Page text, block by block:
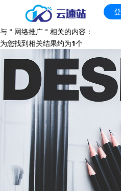
与＂ 网络推广 ＂相关的内容：
为您找到相关结果约为1个